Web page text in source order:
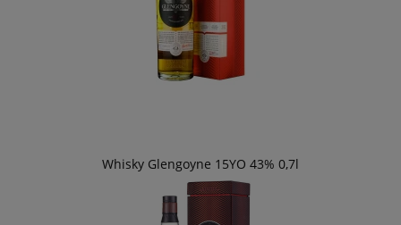
Whisky Glengoyne 15YO 43% 0,7l